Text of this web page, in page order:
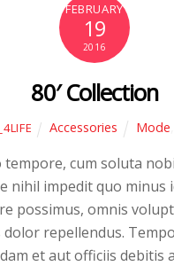
FEBRUARY
19
2016
80′ Collection
Accessories Mode
tempore, cum soluta
nihil impedit quo minus
possimus, omnis
dolor repellendus.
et aut officiis debitis